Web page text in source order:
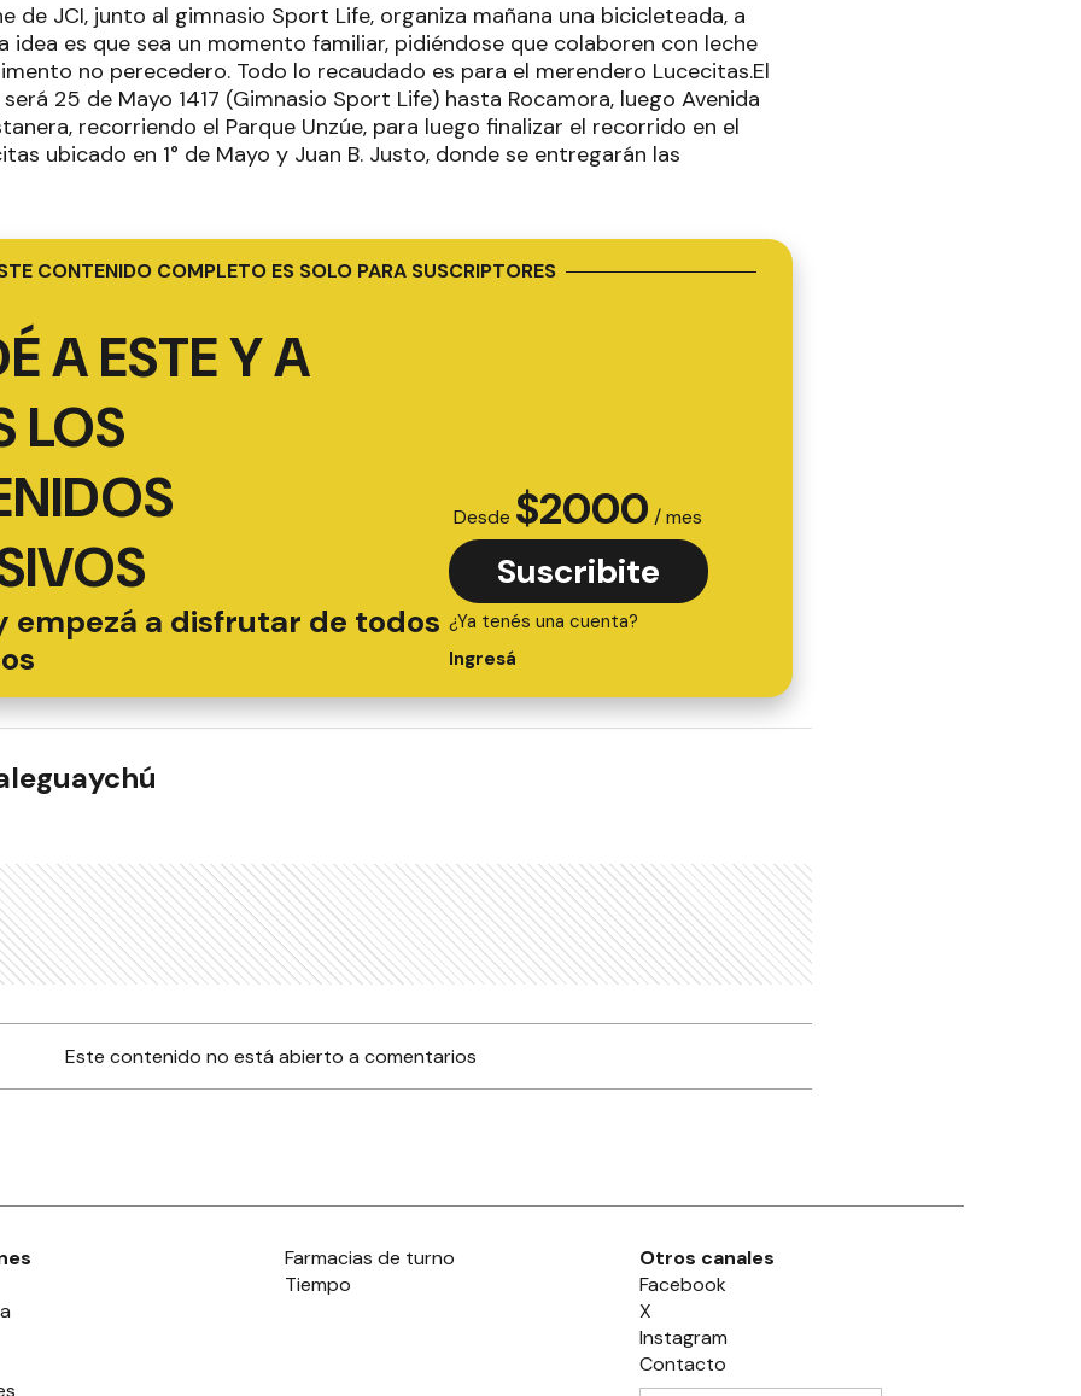
de JCI, junto al gimnasio Sport Life, organiza mañana una bicicleteada, a
idea es que sea un momento familiar, pidiéndose que colaboren con leche
no perecedero. Todo lo recaudado es para el merendero Lucecitas.El
25 de Mayo 1417 (Gimnasio Sport Life) hasta Rocamora, luego Avenida
recorriendo el Parque Unzúe, para luego finalizar el recorrido en el
ubicado en 1° de Mayo y Juan B. Justo, donde se entregarán las
CONTENIDO COMPLETO ES SOLO PARA SUSCRIPTORES
A ESTE Y A
LOS
empezá a disfrutar de todos
Desde $2000 / mes
Suscribite
¿Ya tenés una cuenta?
Ingresá
Este contenido no está abierto a comentarios
Farmacias de turno
Tiempo
Otros canales
Facebook
X
Instagram
Contacto